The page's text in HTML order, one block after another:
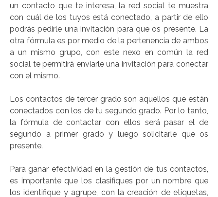
un contacto que te interesa, la red social te muestra
con cuál de los tuyos está conectado, a partir de ello
podrás pedirle una invitación para que os presente. La
otra fórmula es por medio de la pertenencia de ambos
a un mismo grupo, con este nexo en común la red
social te permitirá enviarle una invitación para conectar
con el mismo.
Los contactos de tercer grado son aquellos que están
conectados con los de tu segundo grado. Por lo tanto,
la fórmula de contactar con ellos será pasar el de
segundo a primer grado y luego solicitarle que os
presente.
Para ganar efectividad en la gestión de tus contactos,
es importante que los clasifiques por un nombre que
los identifique y agrupe, con la creación de etiquetas,